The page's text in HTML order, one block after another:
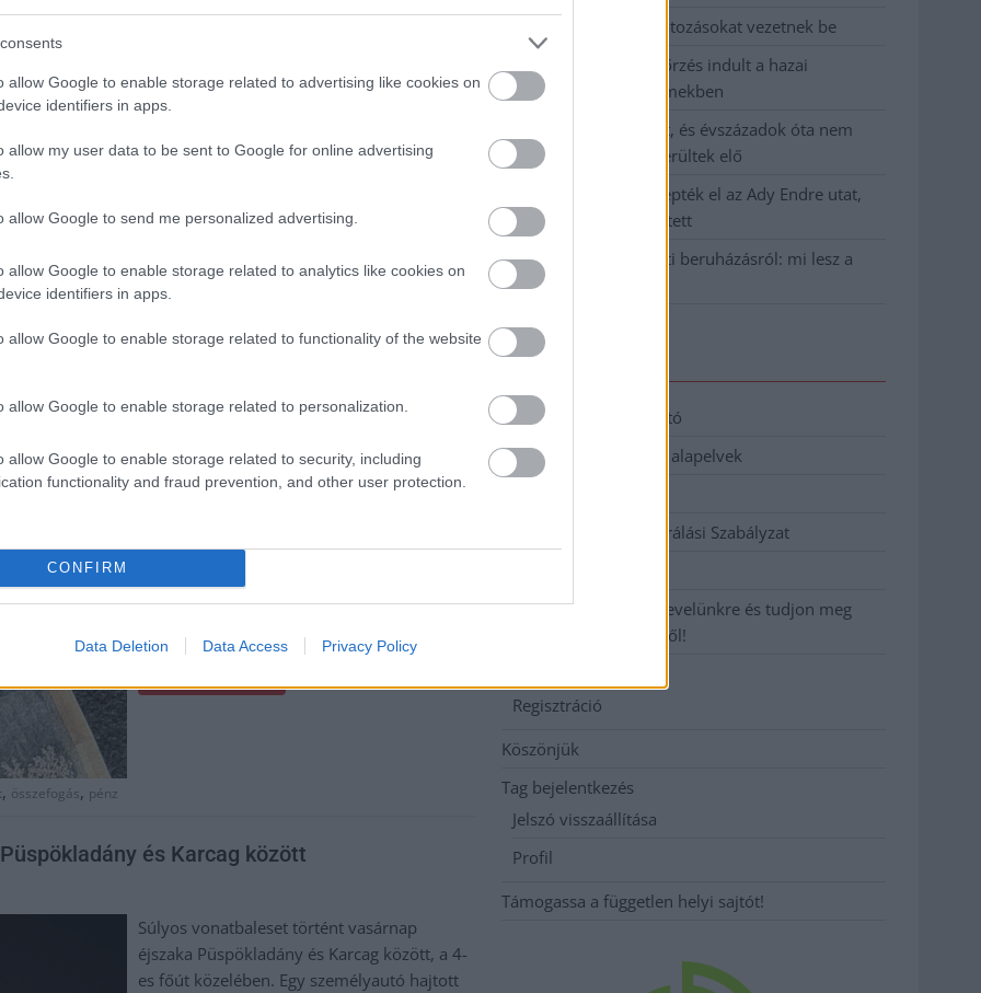
allow Google to enable storage related to advertising like cookies on
identifiers in apps.
allow my user data to be sent to Google for online advertising
allow Google to send me personalized advertising.
allow Google to enable storage related to analytics like cookies on
identifiers in apps.
allow Google to enable storage related to functionality of the website
allow Google to enable storage related to personalization.
allow Google to enable storage related to security, including
functionality and fraud prevention, and other user protection.
CONFIRM
Data Deletion Data Access Privacy Policy
vált a levegő minősége – derül ki a Nemzeti
hozott térképéről, amely az előző napi
mérések eredményeit mutatja. Szolnok is
érintett, a kifogásolt kategóriába került.
előfordul, hogy figyelmetlenebbek vagyunk.
Így járt egy vásárló is a jászberényi Konkoly
A becsületes megtalálók és a közösségi
sikerült visszajuttatni az összeget a
, összefogás, pénz
és Karcag között
Súlyos vonatbaleset történt vasárnap
éjszaka Püspökladány és Karcag között, a 4-
es főút közelében. Egy személyautó hajtott
Jászberényben is korlátozásokat vezetnek be
Átfogó országos ellenőrzés indult a hazai
akkumulátoripari üzemekben
A Tisza visszahúzódott, és évszázadok óta nem
látott maradványok kerültek elő
Mentők és rendőrök lepték el az Ady Endre utat,
egy kerékpáros is érintett
Parázs vita a Fiumei úti beruházásról: mi lesz a
fákkal?
Elérhetőség
Adatkezelési tájékoztató
Etikai és függetlenségi alapelvek
Hozzászólási és Moderálási Szabályzat
Iratkozzon fel heti hírlevelünkre és tudjon meg
még többet megyénkről!
Regisztráció
Köszönjük
Tag bejelentkezés
Jelszó visszaállítása
Profil
Támogassa a független helyi sajtót!